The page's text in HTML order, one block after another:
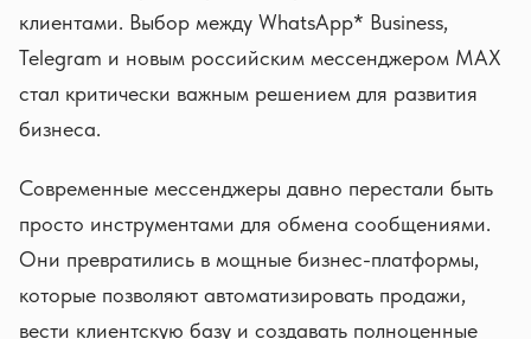
клиентами. Выбор между WhatsApp* Business,
Telegram и новым российским мессенджером MAX
стал критически важным решением для развития
бизнеса.
Современные мессенджеры давно перестали быть
просто инструментами для обмена сообщениями.
Они превратились в мощные бизнес-платформы,
которые позволяют автоматизировать продажи,
вести клиентскую базу и создавать полноценные